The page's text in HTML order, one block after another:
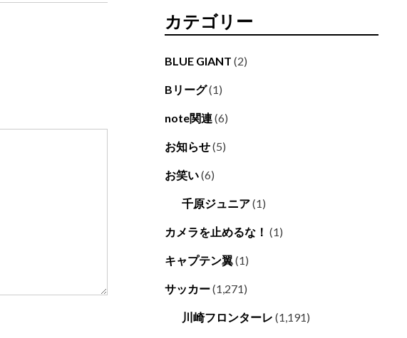
カテゴリー
BLUE GIANT (2)
Bリーグ(1)
note関連(6)
お知らせ(5)
お笑い(6)
千原ジュニア(1)
カメラを止めるな！ (1)
キャプテン翼(1)
サッカー(1,271)
川崎フロンターレ (1,191)